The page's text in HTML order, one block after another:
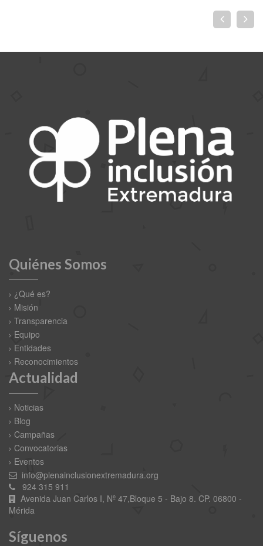
Quiénes Somos
¿Qué es?
Misión
Transparencia
Equipo
Entidades
Reconocimientos
Actualidad
Noticias
Blog
Campañas
Convocatorias
Eventos
info@plenainclusionextremadura.org
924 315 911
Avenida Juan Carlos I, Nº 47,Bloque 5 - Bajo 8. CP. 06800 -
Mérida
Síguenos